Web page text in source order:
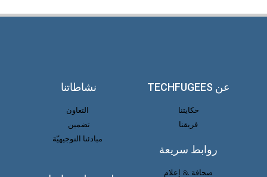
عن TECHFUGEES
حكايتنا
فريقنا
نشاطاتنا
التعاون
تضمين
مبادئنا التوجيهيّة
روابط سريعة
صحافة & إعلام